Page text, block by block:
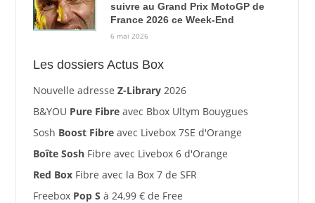
suivre au Grand Prix MotoGP de
France 2026 ce Week-End
6 mai 2026
Les dossiers Actus Box
Nouvelle adresse Z-Library2026
B&YOU Pure Fibreavec Bbox Ultym Bouygues
Sosh Boost Fibreavec Livebox 7SE d'Orange
Boîte SoshFibre avec Livebox 6 d'Orange
Red BoxFibre avec la Box 7 de SFR
Freebox Pop S à 24,99 € de Free